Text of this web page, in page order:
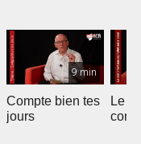
9 min
Compte bien tes
jours
Le